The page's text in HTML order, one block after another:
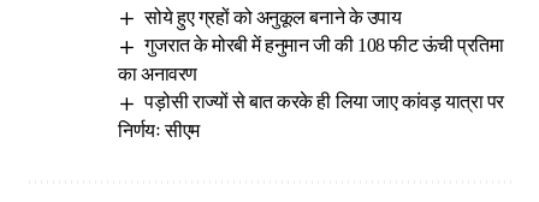
सोये हुए ग्रहों को अनुकूल बनाने के उपाय
गुजरात के मोरबी में हनुमान जी की 108 फीट ऊंची प्रतिमा
का अनावरण
पड़ोसी राज्यों से बात करके ही लिया जाए कांवड़ यात्रा पर
निर्णयः सीएम